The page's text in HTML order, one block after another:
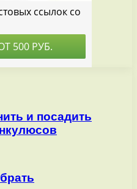
и посадить